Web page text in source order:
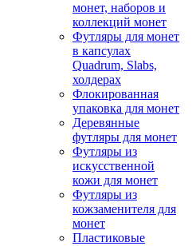
монет, наборов и
коллекций монет
Футляры для монет
в капсулах
Quadrum, Slabs,
холдерах
Флокированная
упаковка для монет
Деревянные
футляры для монет
Футляры из
искусственной
кожи для монет
Футляры из
кожзаменителя для
монет
Пластиковые